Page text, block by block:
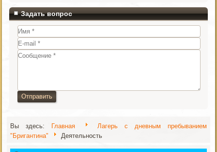
Задать вопрос
Отправить
Вы здесь: Главная
Лагерь с дневным пребыванием
"Бригантина"
Деятельность